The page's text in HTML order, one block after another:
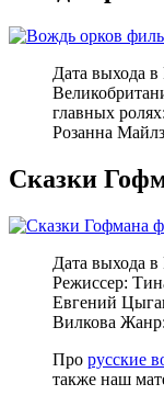
Дата выхода в
главных
Розанна
Сказки
Дата выхода в
Режиссер:
Евгений
Вилкова
Про русские
также наш